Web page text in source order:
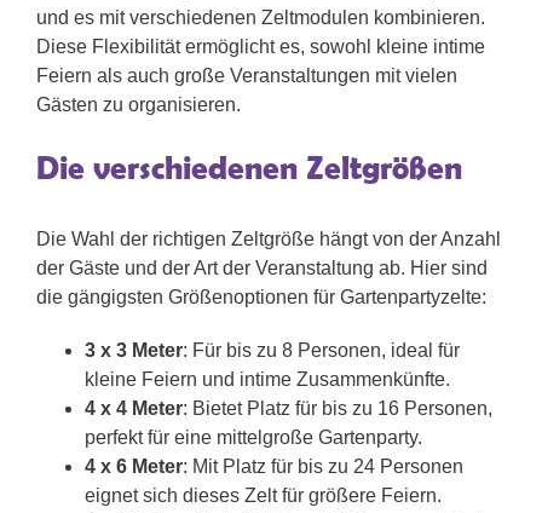
und es mit verschiedenen Zeltmodulen kombinieren.
Diese Flexibilität ermöglicht es, sowohl kleine intime
Feiern als auch große Veranstaltungen mit vielen
Gästen zu organisieren.
Die verschiedenen Zeltgrößen
Die Wahl der richtigen Zeltgröße hängt von der Anzahl
der Gäste und der Art der Veranstaltung ab. Hier sind
die gängigsten Größenoptionen für Gartenpartyzelte:
3 x 3 Meter: Für bis zu 8 Personen, ideal für
kleine Feiern und intime Zusammenkünfte.
4 x 4 Meter: Bietet Platz für bis zu 16 Personen,
perfekt für eine mittelgroße Gartenparty.
4 x 6 Meter: Mit Platz für bis zu 24 Personen
eignet sich dieses Zelt für größere Feiern.